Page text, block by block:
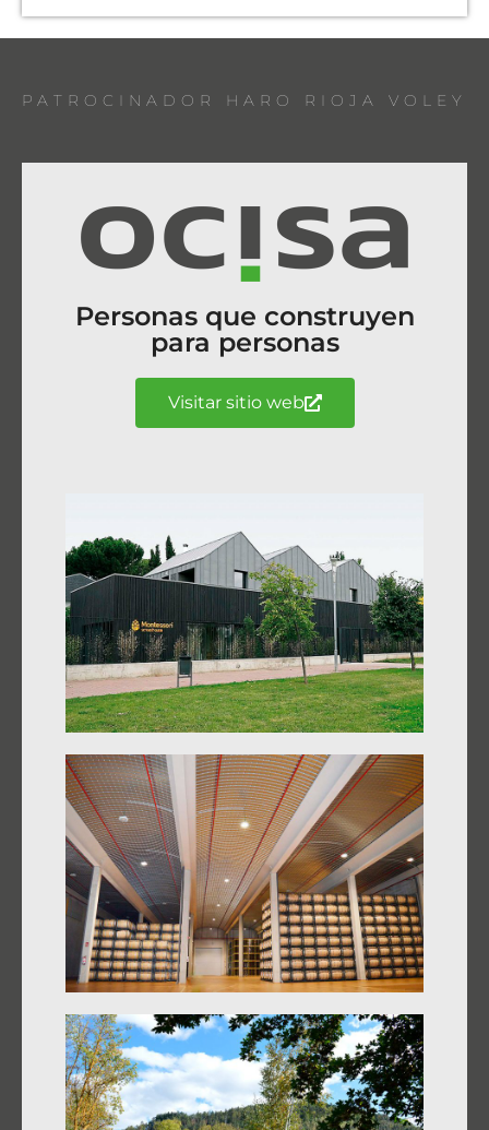
PATROCINADOR HARO RIOJA VOLEY
Personas que construyen
para personas
Visitar sitio web